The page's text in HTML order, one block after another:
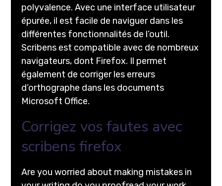
polyvalence. Avec une interface utilisateur
épurée, il est facile de naviguer dans les
différentes fonctionnalités de l’outil.
Scribens est compatible avec de nombreux
navigateurs, dont Firefox. Il permet
également de corriger les erreurs
d’orthographe dans les documents
Microsoft Office.
Corrigez vos fautes avec
scribens firefox
Are you worried about making mistakes in